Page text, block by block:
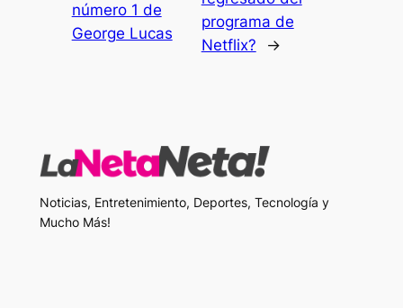
número 1 de
George Lucas
programa de
Netflix?
→
Noticias, Entretenimiento, Deportes, Tecnología y
Mucho Más!